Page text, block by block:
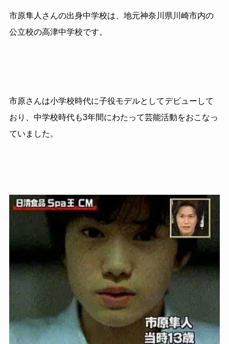
市原隼人さんの出身中学校は、地元神奈川県川崎市内の
公立校の高津中学校です。
市原さんは小学校時代に子役モデルとしてデビューして
おり、中学校時代も3年間にわたって芸能活動をおこなっ
ていました。